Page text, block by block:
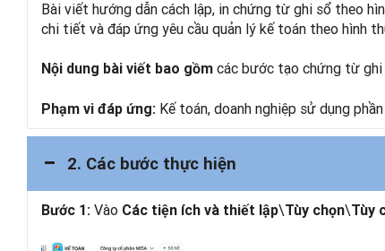
Bài viết hướng dẫn cách lập, in chứng từ ghi sổ theo
chi tiết và đáp ứng yêu cầu quản lý kế toán theo hình
Nội dung bài viết bao gồm các bước tạo chứng từ ghi
Phạm vi đáp ứng: Kế toán, doanh nghiệp sử dụng
2. Các bước thực hiện
Bước 1: Vào Các tiện ích và thiết lập\Tùy chọn\Tùy